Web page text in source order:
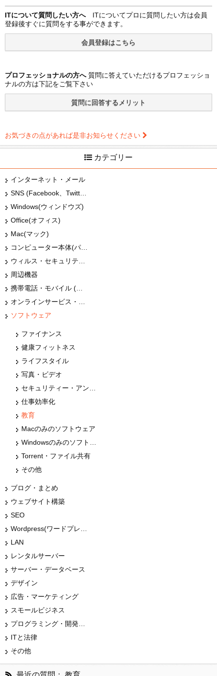
ITについて質問したい方へITについてプロに質問したい方は会員
登録後すぐに質問をする事ができます。
プロフェッショナルの方へ質問に答えていただけるプロフェッショ
ナルの方は下記をご覧下さい
お気づきの点があれば是非お知らせください
カテゴリー
インターネット・メール
Windows(ウィンドウズ)
Office(オフィス)
Mac(マック)
周辺機器
ソフトウェア
ファイナンス
健康フィットネス
ライフスタイル
写真・ビデオ
仕事効率化
教育
Macのみのソフトウェア
Torrent・ファイル共有
その他
ブログ・まとめ
ウェブサイト構築
SEO
LAN
レンタルサーバー
サーバー・データベース
デザイン
広告・マーケティング
スモールビジネス
ITと法律
その他